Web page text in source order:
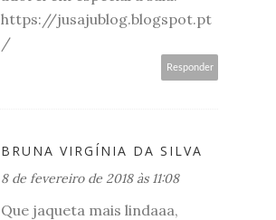
https://jusajublog.blogspot.pt
/
Responder
BRUNA VIRGÍNIA DA SILVA
8 de fevereiro de 2018 às 11:08
Que jaqueta mais lindaaa,